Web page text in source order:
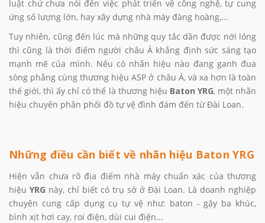
luật chứ chưa nói đến việc phát triển về công nghệ, tự cung
ứng số lượng lớn, hay xây dựng nhà máy đàng hoàng,...
Tuy nhiên, cũng đến lúc mà những quy tắc dần được nới lỏng
thì cũng là thời điểm người châu Á khẳng định sức sáng tạo
mạnh mẽ của mình. Nếu có nhãn hiệu nào đang ganh đua
sòng phẳng cùng thương hiệu ASP ở châu Á, và xa hơn là toàn
thế giới, thì ấy chỉ có thể là thương hiệu Baton YRG, một nhãn
hiệu chuyên phân phối đồ tự vệ đình đám đến từ Đài Loan.
Những điều cần biết về nhãn hiệu Baton YRG
Hiện vẫn chưa rõ địa điểm nhà máy chuẩn xác của thương
hiệu YRG này, chỉ biết có trụ sở ở Đài Loan. Là doanh nghiệp
chuyên cung cấp dụng cụ tự vệ như: baton - gậy ba khúc,
bình xịt hơi cay, roi điện, dùi cui điện...